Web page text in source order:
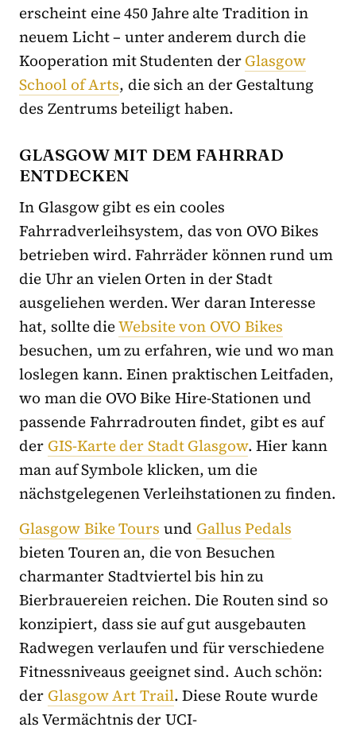
erscheint eine 450 Jahre alte Tradition in
neuem Licht – unter anderem durch die
Kooperation mit Studenten derGlasgow
School of Arts, die sich an der Gestaltung
des Zentrums beteiligt haben.
GLASGOW MIT DEM FAHRRAD
ENTDECKEN
In Glasgow gibt es ein cooles
Fahrradverleihsystem, das von OVO Bikes
betrieben wird. Fahrräder können rund um
die Uhr an vielen Orten in der Stadt
ausgeliehen werden. Wer daran Interesse
hat, sollte dieWebsite von OVO Bikes
besuchen, um zu erfahren, wie und wo man
loslegen kann. Einen praktischen Leitfaden,
wo man die OVO Bike Hire-Stationen und
passende Fahrradrouten findet, gibt es auf
der GIS-Karte der Stadt Glasgow. Hier kann
man auf Symbole klicken, um die
nächstgelegenen Verleihstationen zu finden.
Glasgow Bike Tours und Gallus Pedals
bieten Touren an, die von Besuchen
charmanter Stadtviertel bis hin zu
Bierbrauereien reichen. Die Routen sind so
konzipiert, dass sie auf gut ausgebauten
Radwegen verlaufen und für verschiedene
Fitnessniveaus geeignet sind. Auch schön:
der Glasgow Art Trail. Diese Route wurde
als Vermächtnis der UCI-